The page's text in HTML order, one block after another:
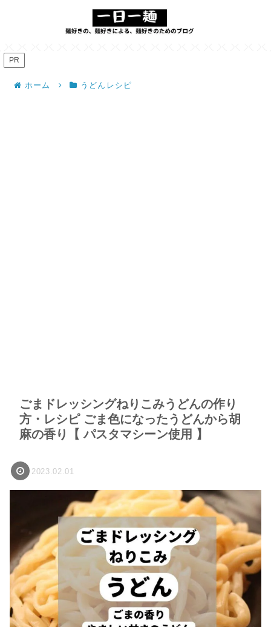
PR
ホーム うどんレシピ
ごまドレッシングねりこみうどんの作り
方・レシピ ごま色になったうどんから胡
麻の香り【 パスタマシーン使用 】
2023.02.01